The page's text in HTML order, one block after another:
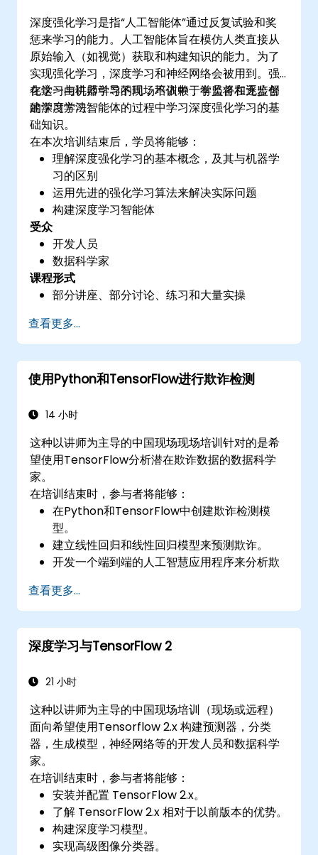
深度强化学习是指“人工智能体”通过反复试验和奖
惩来学习的能力。人工智能体旨在模仿人类直接从
原始输入（如视觉）获取和构建知识的能力。为了
实现强化学习，深度学习和神经网络会被用到。强
化学习与机器学习不同，不依赖于有监督和无监督
的学习方法。
在这一由讲师引导的现场培训中，学员将在逐步创
建深度学习智能体的过程中学习深度强化学习的基
础知识。
在本次培训结束后，学员将能够：
理解深度强化学习的基本概念，及其与机器学
习的区别
运用先进的强化学习算法来解决实际问题
构建深度学习智能体
受众
开发人员
数据科学家
课程形式
部分讲座、部分讨论、练习和大量实操
查看更多...
使用Python和TensorFlow进行欺诈检测
14 小时
这种以讲师为主导的中国现场现场培训针对的是希
望使用TensorFlow分析潜在欺诈数据的数据科学
家。
在培训结束时，参与者将能够：
在Python和TensorFlow中创建欺诈检测模
型。
建立线性回归和线性回归模型来预测欺诈。
开发一个端到端的人工智慧应用程序来分析欺
查看更多...
深度学习与TensorFlow 2
21 小时
这种以讲师为主导的中国现场培训（现场或远程）
面向希望使用Tensorflow 2.x 构建预测器，分类
器，生成模型，神经网络等的开发人员和数据科学
家。
在培训结束时，参与者将能够：
安装并配置 TensorFlow 2.x。
了解 TensorFlow 2.x 相对于以前版本的优势。
构建深度学习模型。
实现高级图像分类器。